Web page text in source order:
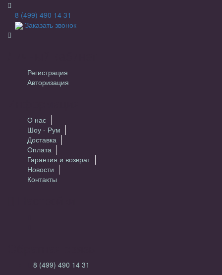
8 (499) 490 14 31
Заказать звонок
Регистрация
Авторизация
О нас
Шоу - Рум
Доставка
Оплата
Гарантия и возврат
Новости
Контакты
8 (499) 490 14 31